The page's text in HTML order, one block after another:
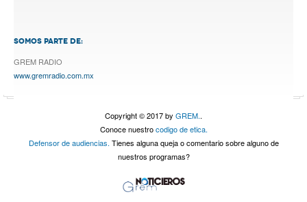
SOMOS PARTE DE:
GREM RADIO
www.gremradio.com.mx
Copyright © 2017 by GREM..
Conoce nuestrocodigo de etica.
Defensor de audiencias. Tienes alguna queja o comentario sobre alguno de
nuestros programas?